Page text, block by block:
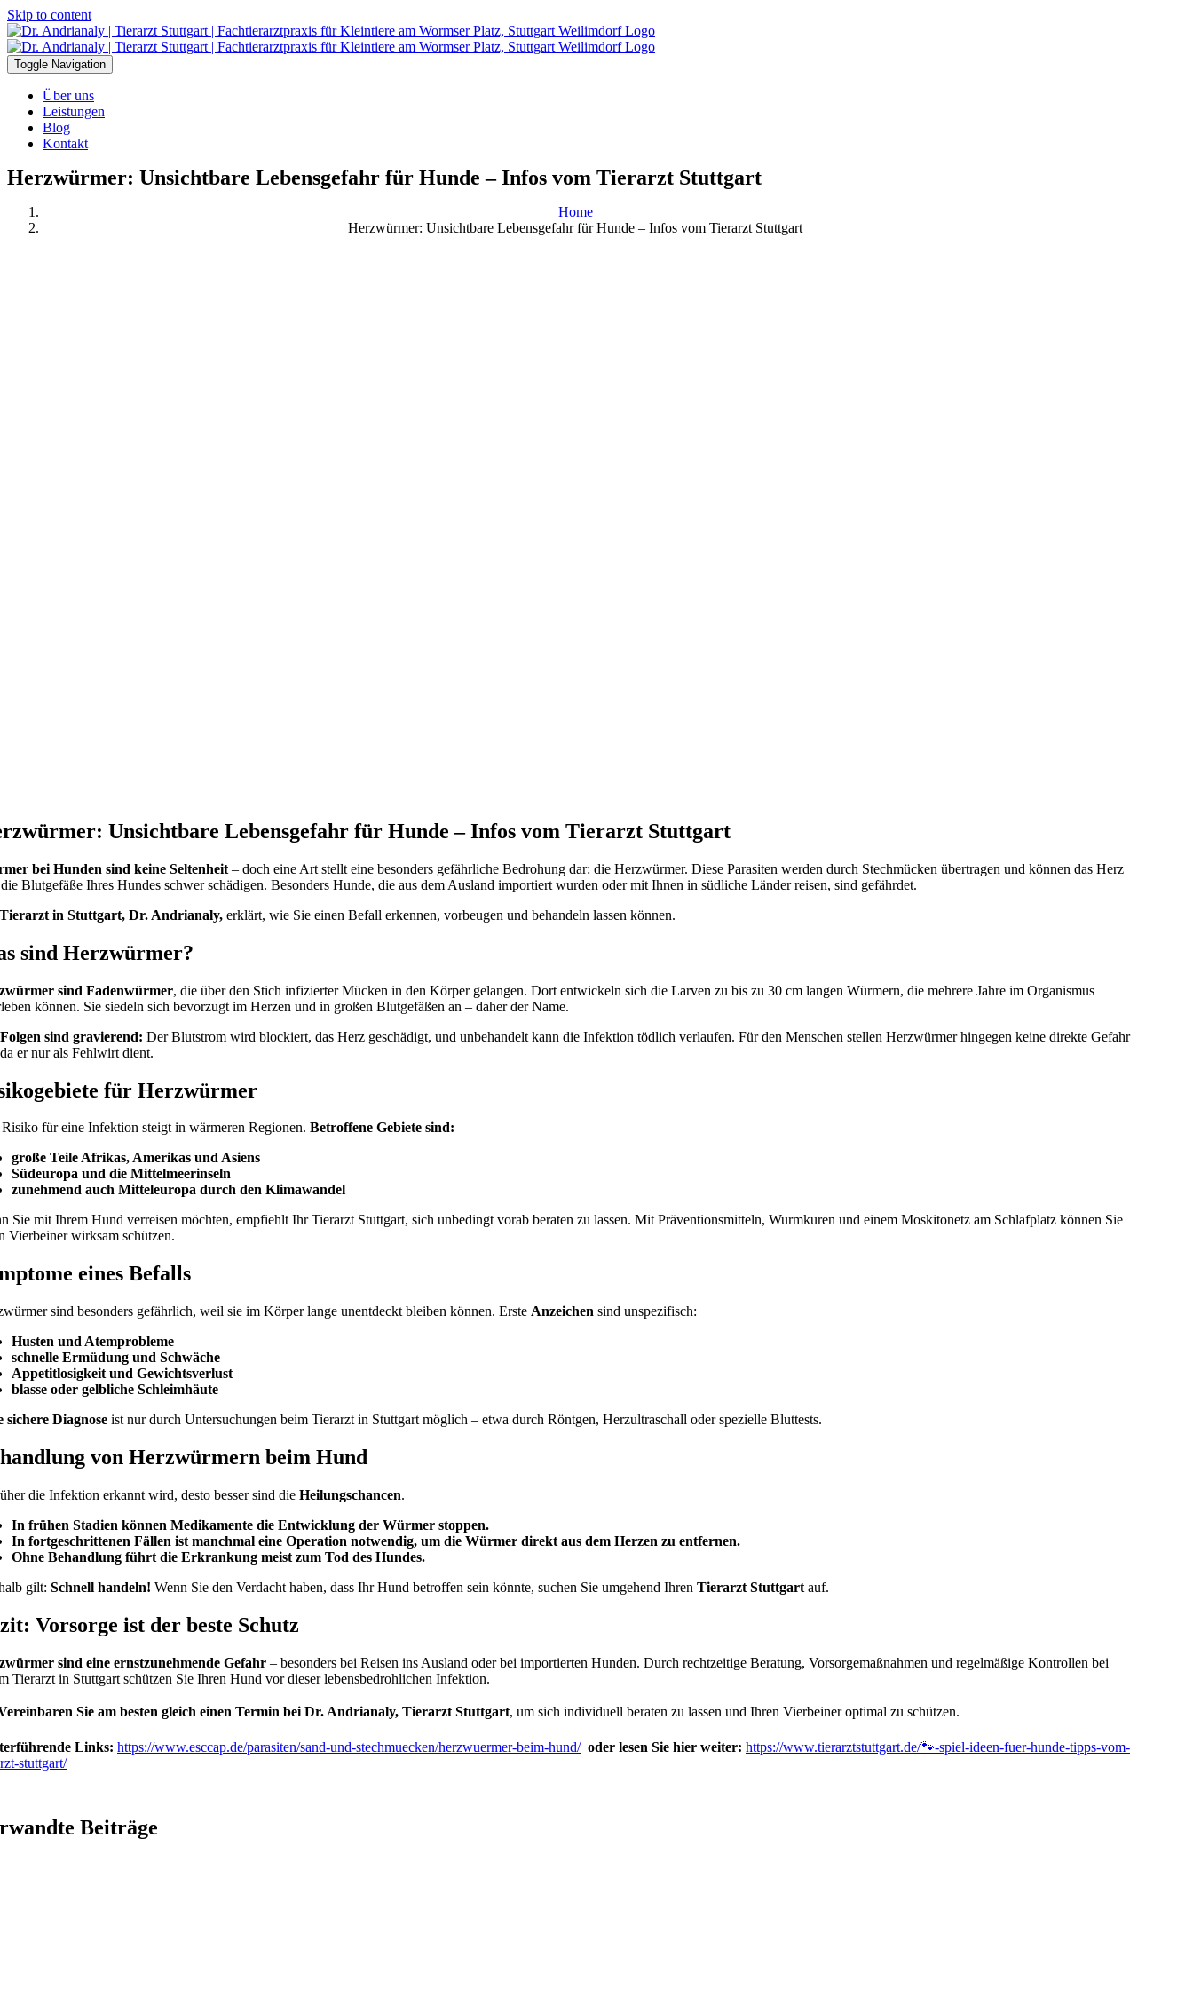
Skip to content
Toggle Navigation
Über uns
Leistungen
Blog
Kontakt
Herzwürmer: Unsichtbare Lebensgefahr für Hunde – Infos vom Tierarzt Stuttgart
Home
Herzwürmer: Unsichtbare Lebensgefahr für Hunde – Infos vom Tierarzt Stuttgart
Unsichtbare Lebensgefahr für Hunde – Infos vom Tierarzt Stuttgart
bei Hunden sind keine Seltenheit – doch eine Art stellt eine besonders gefährliche Bedrohung dar: die Herzwürmer. Diese Parasiten werden durch Stechmücken übertragen und können das Herz
Blutgefäße Ihres Hundes schwer schädigen. Besonders Hunde, die aus dem Ausland importiert wurden oder mit Ihnen in südliche Länder reisen, sind gefährdet.
in Stuttgart, Dr. Andrianaly, erklärt, wie Sie einen Befall erkennen, vorbeugen und behandeln lassen können.
sind Herzwürmer?
sind Fadenwürmer, die über den Stich infizierter Mücken in den Körper gelangen. Dort entwickeln sich die Larven zu bis zu 30 cm langen Würmern, die mehrere Jahre im Organismus
können. Sie siedeln sich bevorzugt im Herzen und in großen Blutgefäßen an – daher der Name.
sind gravierend: Der Blutstrom wird blockiert, das Herz geschädigt, und unbehandelt kann die Infektion tödlich verlaufen. Für den Menschen stellen Herzwürmer hingegen keine direkte Gefahr
er nur als Fehlwirt dient.
für Herzwürmer
für eine Infektion steigt in wärmeren Regionen. Betroffene Gebiete sind:
große Teile Afrikas, Amerikas und Asiens
Südeuropa und die Mittelmeerinseln
zunehmend auch Mitteleuropa durch den Klimawandel
Sie mit Ihrem Hund verreisen möchten, empfiehlt Ihr Tierarzt Stuttgart, sich unbedingt vorab beraten zu lassen. Mit Präventionsmitteln, Wurmkuren und einem Moskitonetz am Schlafplatz können Sie
Vierbeiner wirksam schützen.
eines Befalls
sind besonders gefährlich, weil sie im Körper lange unentdeckt bleiben können. Erste Anzeichen sind unspezifisch:
Husten und Atemprobleme
schnelle Ermüdung und Schwäche
Appetitlosigkeit und Gewichtsverlust
blasse oder gelbliche Schleimhäute
sichere Diagnose ist nur durch Untersuchungen beim Tierarzt in Stuttgart möglich – etwa durch Röntgen, Herzultraschall oder spezielle Bluttests.
von Herzwürmern beim Hund
die Infektion erkannt wird, desto besser sind die Heilungschancen.
In frühen Stadien können Medikamente die Entwicklung der Würmer stoppen.
In fortgeschrittenen Fällen ist manchmal eine Operation notwendig, um die Würmer direkt aus dem Herzen zu entfernen.
Ohne Behandlung führt die Erkrankung meist zum Tod des Hundes.
gilt: Schnell handeln! Wenn Sie den Verdacht haben, dass Ihr Hund betroffen sein könnte, suchen Sie umgehend Ihren Tierarzt Stuttgart auf.
Vorsorge ist der beste Schutz
sind eine ernstzunehmende Gefahr – besonders bei Reisen ins Ausland oder bei importierten Hunden. Durch rechtzeitige Beratung, Vorsorgemaßnahmen und regelmäßige Kontrollen bei
Tierarzt in Stuttgart schützen Sie Ihren Hund vor dieser lebensbedrohlichen Infektion.
Sie am besten gleich einen Termin bei Dr. Andrianaly, Tierarzt Stuttgart, um sich individuell beraten zu lassen und Ihren Vierbeiner optimal zu schützen.
Links: https://www.esccap.de/parasiten/sand-und-stechmuecken/herzwuermer-beim-hund/ oder lesen Sie hier weiter: https://www.tierarztstuttgart.de/🐾-spiel-ideen-fuer-hunde-tipps-vom-
stuttgart/
Beiträge